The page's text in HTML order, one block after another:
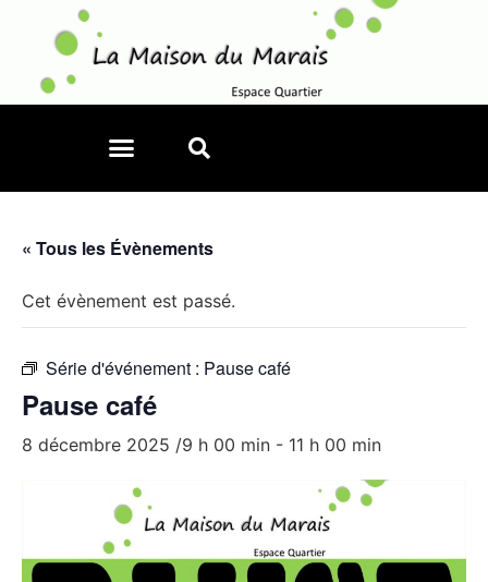
« Tous les Évènements
Cet évènement est passé.
Série d'événement : Pause café
Pause café
8 décembre 2025 /9 h 00 min - 11 h 00 min